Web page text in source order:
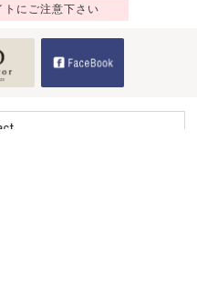
トにご注意下さい